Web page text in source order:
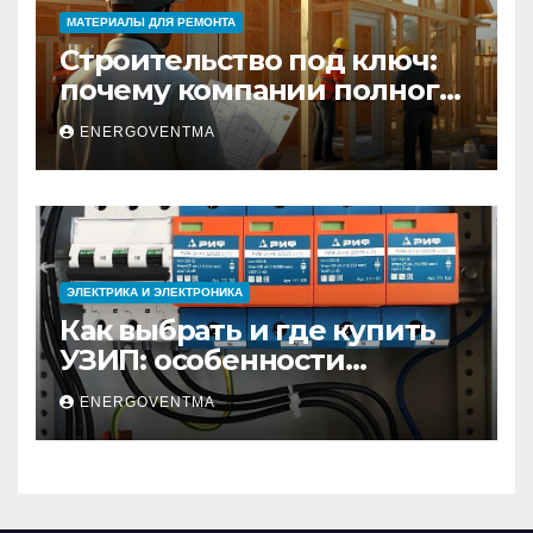
МАТЕРИАЛЫ ДЛЯ РЕМОНТА
Строительство под ключ:
почему компании полного
цикла меняют рынок
недвижимости
ENERGOVENTMA
ЭЛЕКТРИКА И ЭЛЕКТРОНИКА
Как выбрать и где купить
УЗИП: особенности
устройств защиты от
импульсных
перенапряжений
ENERGOVENTMA